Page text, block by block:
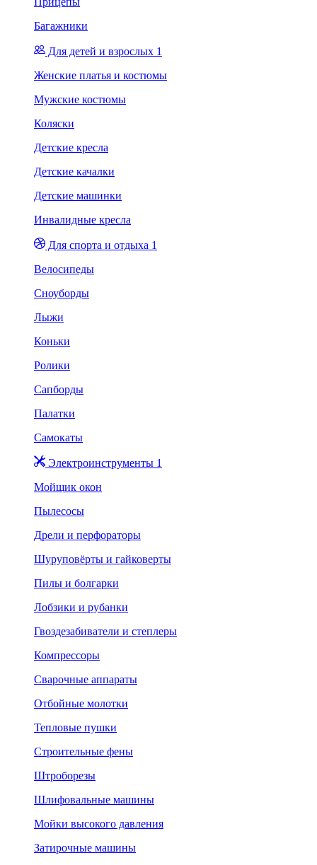
Багажники
Для детей и взрослых 1
Женские платья и костюмы
Мужские костюмы
Коляски
Детские кресла
Детские качалки
Детские машинки
Инвалидные кресла
Для спорта и отдыха 1
Велосипеды
Сноуборды
Лыжи
Коньки
Ролики
Сапборды
Палатки
Самокаты
Электроинструменты 1
Мойщик окон
Пылесосы
Дрели и перфораторы
Шуруповёрты и гайковерты
Пилы и болгарки
Лобзики и рубанки
Гвоздезабиватели и степлеры
Компрессоры
Сварочные аппараты
Отбойные молотки
Тепловые пушки
Строительные фены
Штроборезы
Шлифовальные машины
Мойки высокого давления
Затирочные машины